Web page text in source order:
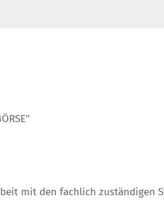
mit den fachlich zuständigen